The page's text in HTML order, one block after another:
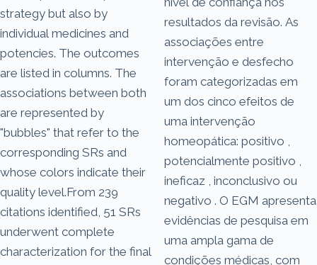
strategy but also by
individual medicines and
potencies. The outcomes
are listed in columns. The
associations between both
are represented by
"bubbles" that refer to the
corresponding SRs and
whose colors indicate their
quality level.From 239
citations identified, 51 SRs
underwent complete
characterization for the final
resultados da revisão. As
associações entre
intervenção e desfecho
foram categorizadas em
um dos cinco efeitos de
uma intervenção
homeopática: positivo ,
potencialmente positivo ,
ineficaz , inconclusivo ou
negativo . O EGM apresenta
evidências de pesquisa em
uma ampla gama de
condições médicas, com